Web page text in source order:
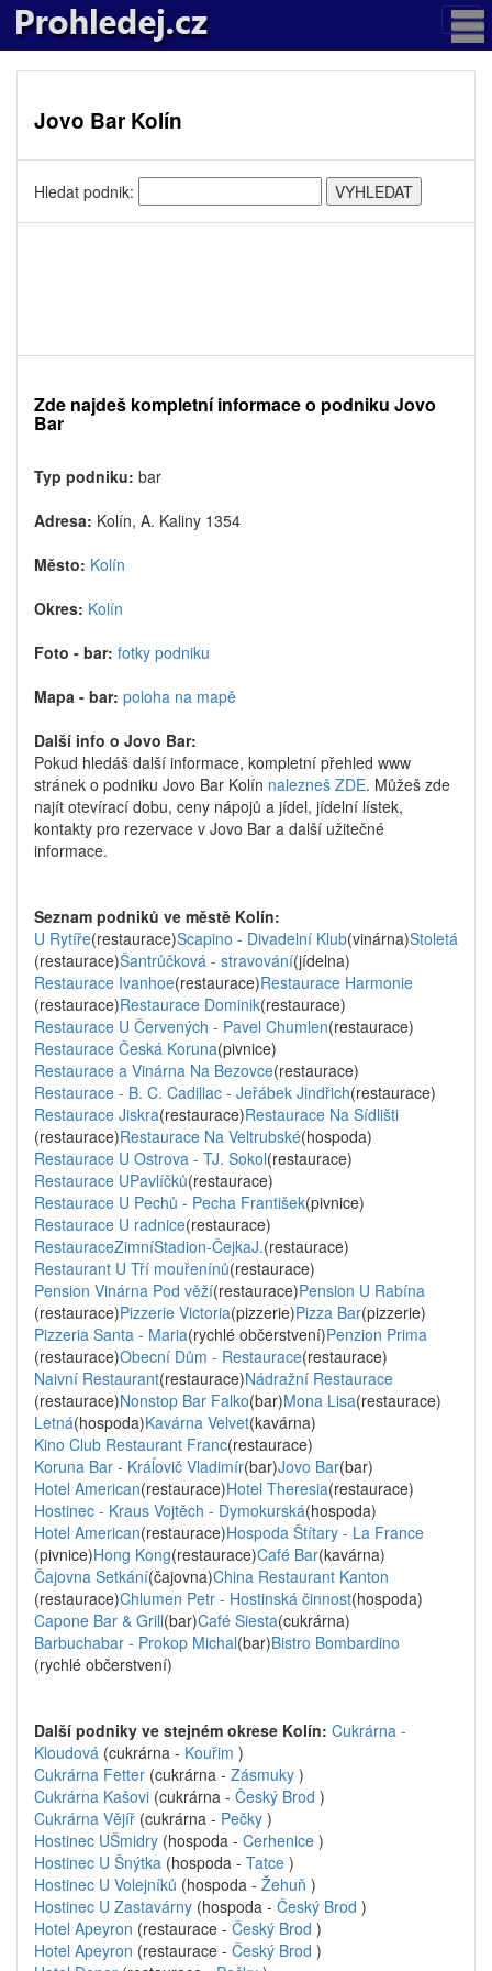
Jovo Bar Kolín
Hledat podnik:
Zde najdeš kompletní informace o podniku Jovo
Bar
Typ podniku: bar
Adresa: Kolín, A. Kaliny 1354
Město: Kolín
Okres: Kolín
Foto - bar: fotky podniku
Mapa - bar: poloha na mapě
Další info o Jovo Bar:
Pokud hledáš další informace, kompletní přehled www
stránek o podniku Jovo Bar Kolín nalezneš ZDE. Můžeš zde
najít otevírací dobu, ceny nápojů a jídel, jídelní lístek,
kontakty pro rezervace v Jovo Bar a další užitečné
informace.
Seznam podniků ve městě Kolín:
U Rytíře(restaurace)Scapino - Divadelní Klub(vinárna)Stoletá
(restaurace)Šantrůčková - stravování(jídelna)
Restaurace Ivanhoe(restaurace)Restaurace Harmonie
(restaurace)Restaurace Dominik(restaurace)
Restaurace U Červených - Pavel Chumlen(restaurace)
Restaurace Česká Koruna(pivnice)
Restaurace a Vinárna Na Bezovce(restaurace)
Restaurace - B. C. Cadillac - Jeřábek Jindřich(restaurace)
Restaurace Jiskra(restaurace)Restaurace Na Sídlišti
(restaurace)Restaurace Na Veltrubské(hospoda)
Restaurace U Ostrova - TJ. Sokol(restaurace)
Restaurace UPavlíčků(restaurace)
Restaurace U Pechů - Pecha František(pivnice)
Restaurace U radnice(restaurace)
RestauraceZimníStadion-ČejkaJ.(restaurace)
Restaurant U Tří mouřenínů(restaurace)
Pension Vinárna Pod věží(restaurace)Pension U Rabína
(restaurace)Pizzerie Victoria(pizzerie)Pizza Bar(pizzerie)
Pizzeria Santa - Maria(rychlé občerstvení)Penzion Prima
(restaurace)Obecní Dům - Restaurace(restaurace)
Naivní Restaurant(restaurace)Nádražní Restaurace
(restaurace)Nonstop Bar Falko(bar)Mona Lisa(restaurace)
Letná(hospoda)Kavárna Velvet(kavárna)
Kino Club Restaurant Franc(restaurace)
Koruna Bar - Kráĺovič Vladimír(bar)Jovo Bar(bar)
Hotel American(restaurace)Hotel Theresia(restaurace)
Hostinec - Kraus Vojtěch - Dymokurská(hospoda)
Hotel American(restaurace)Hospoda Štítary - La France
(pivnice)Hong Kong(restaurace)Café Bar(kavárna)
Čajovna Setkání(čajovna)China Restaurant Kanton
(restaurace)Chlumen Petr - Hostinská činnost(hospoda)
Capone Bar & Grill(bar)Café Siesta(cukrárna)
Barbuchabar - Prokop Michal(bar)Bistro Bombardino
(rychlé občerstvení)
Další podniky ve stejném okrese Kolín: Cukrárna -
Kloudová (cukrárna - Kouřim )
Cukrárna Fetter (cukrárna - Zásmuky )
Cukrárna Kašovi (cukrárna - Český Brod )
Cukrárna Vějíř (cukrárna - Pečky )
Hostinec UŠmidry (hospoda - Cerhenice )
Hostinec U Šnýtka (hospoda - Tatce )
Hostinec U Volejníků (hospoda - Žehuň )
Hostinec U Zastavárny (hospoda - Český Brod )
Hotel Apeyron (restaurace - Český Brod )
Hotel Apeyron (restaurace - Český Brod )